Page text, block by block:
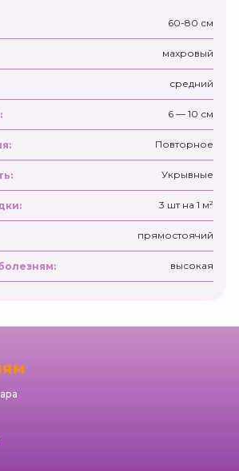
60-80 см
махровый
средний
6 — 10 см
Повторное
Укрывные
3 шт на 1 м²
прямостоячий
высокая